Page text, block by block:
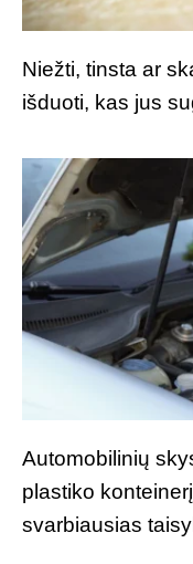
Niežti, tinsta ar
išduoti, kas jus
Automobilinių
plastiko
svarbiausias